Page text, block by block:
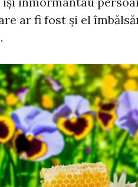
ar fi fost și el